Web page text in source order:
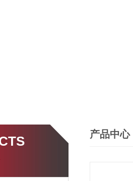
产品中心